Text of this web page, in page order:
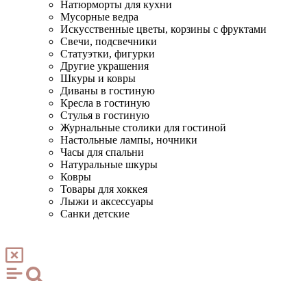
Натюрморты для кухни
Мусорные ведра
Искусственные цветы, корзины с фруктами
Свечи, подсвечники
Статуэтки, фигурки
Другие украшения
Шкуры и ковры
Диваны в гостиную
Кресла в гостиную
Стулья в гостиную
Журнальные столики для гостиной
Настольные лампы, ночники
Часы для спальни
Натуральные шкуры
Ковры
Товары для хоккея
Лыжи и аксессуары
Санки детские